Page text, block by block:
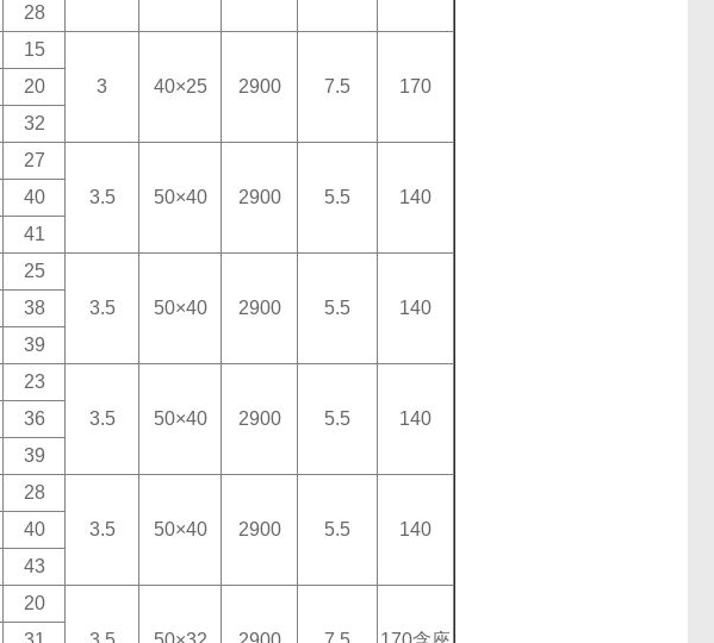
28
15
3
40×25 2900 7.5 170
20
32
27
3.5
50×40 2900 5.5 140
40
41
25
3.5
50×40 2900 5.5 140
38
39
23
3.5
50×40 2900 5.5 140
36
39
28
3.5
50×40 2900 5.5 140
40
43
20